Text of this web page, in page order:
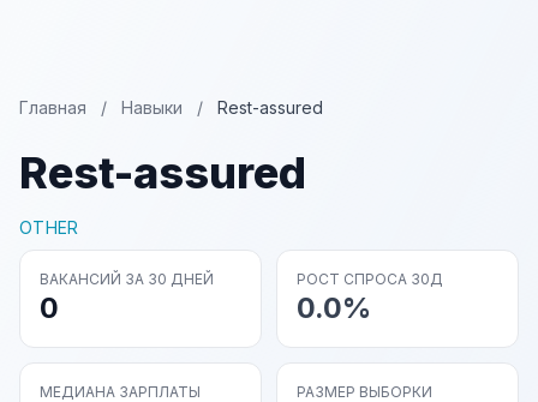
Главная / Навыки / Rest-assured
Rest-assured
OTHER
ВАКАНСИЙ ЗА 30 ДНЕЙ
0
РОСТ СПРОСА 30Д
0.0%
МЕДИАНА ЗАРПЛАТЫ РАЗМЕР ВЫБОРКИ